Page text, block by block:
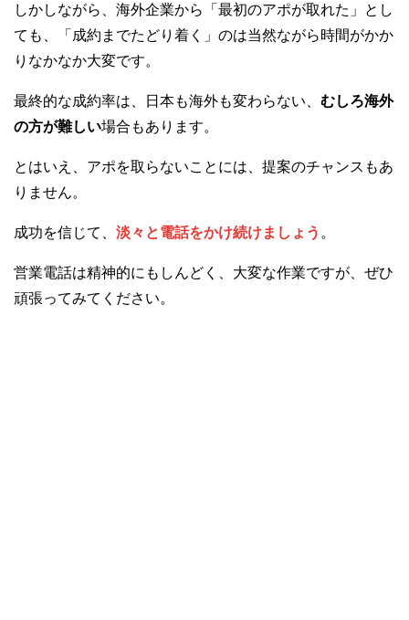
しかしながら、海外企業から「最初のアポが取れた」とし
ても、「成約までたどり着く」のは当然ながら時間がかか
りなかなか大変です。
最終的な成約率は、日本も海外も変わらない、 むしろ海外
の方が難しい場合もあります。
とはいえ、アポを取らないことには、提案のチャンスもあ
りません。
成功を信じて、 淡々と電話をかけ続けましょう 。
営業電話は精神的にもしんどく、大変な作業ですが、ぜひ
頑張ってみてください。